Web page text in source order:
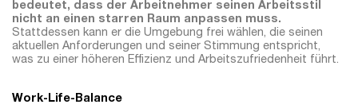
bedeutet, dass der Arbeitnehmer seinen Arbeitsstil
nicht an einen starren Raum anpassen muss.
Stattdessen kann er die Umgebung frei wählen, die seinen
aktuellen Anforderungen und seiner Stimmung entspricht,
was zu einer höheren Effizienz und Arbeitszufriedenheit führt.
Work-Life-Balance